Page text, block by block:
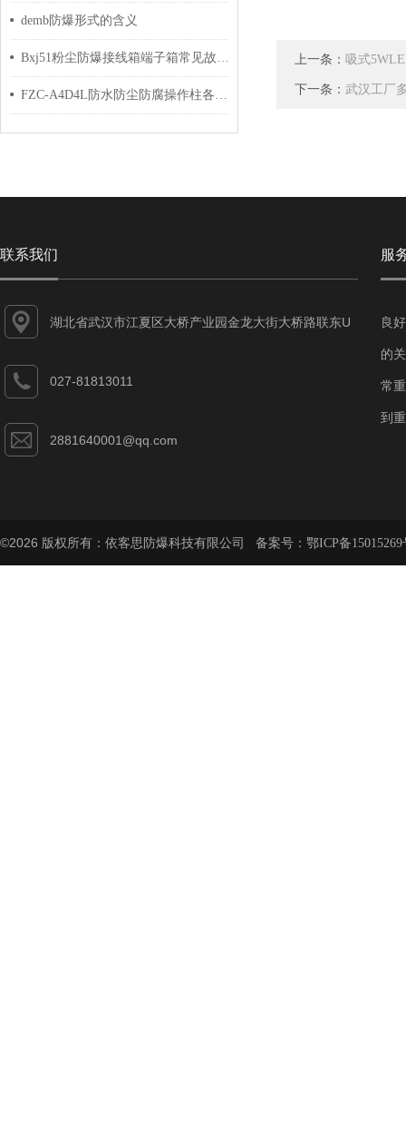
demb防爆形式的含义
Bxj51粉尘防爆接线箱端子箱常见故障的检查与应对策略分享
FZC-A4D4L防水防尘防腐操作柱各组成部件的功能特点分享
上一条： 吸式
下一条： 武汉工厂
联系我们
湖北省武汉市江夏区大桥产业园金龙大街大桥路联东U
027-81813011
2881640001@qq.com
服
良
的
常
到
©2026 版权所有：依客思防爆科技有限公司 备案号： 鄂ICP备15015269